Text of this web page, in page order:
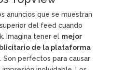
anuncios que se muestran
del feed cuando
Imagina tener el mejor
de la plataforma
. Son perfectos para causar